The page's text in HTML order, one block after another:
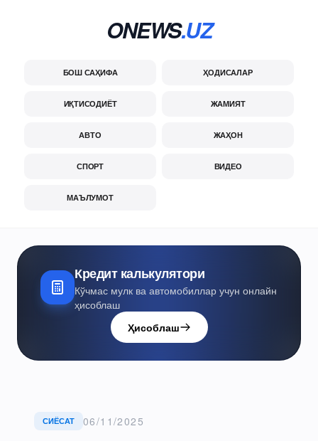
ONEWS.UZ
БОШ САҲИФА ҲОДИСАЛАР
ИҚТИСОДИЁТ ЖАМИЯТ
АВТО ЖАҲОН
СПОРТ ВИДЕО
МАЪЛУМОТ
Кредит калькулятори
Кўчмас мулк ва автомобиллар учун онлайн
ҳисоблаш
Ҳисоблаш
СИЁСАТ 06/11/2025